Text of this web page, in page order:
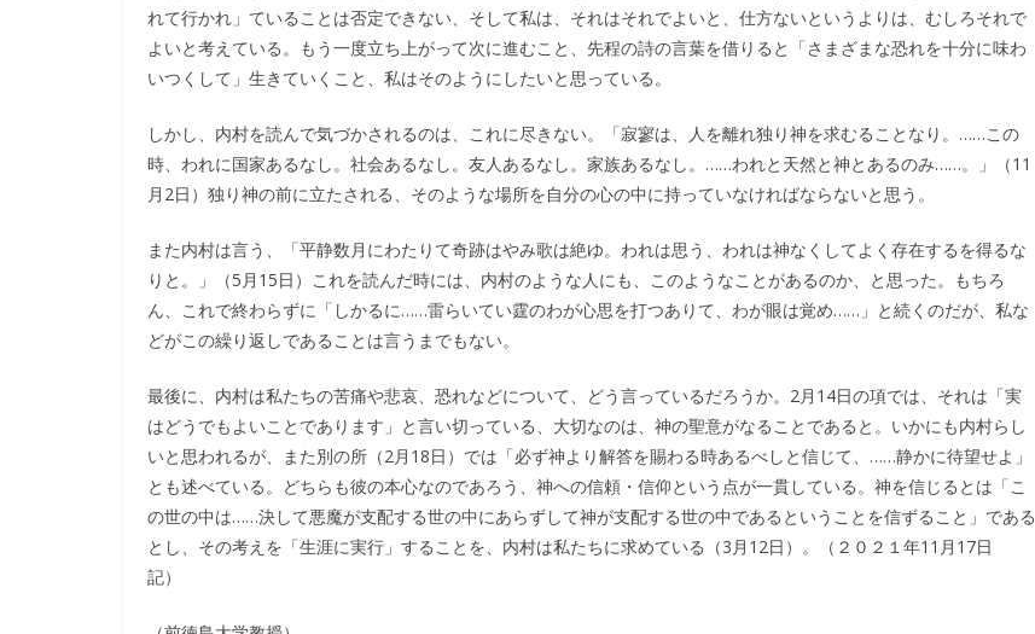
れて行かれ」ていることは否定できない、そして私は、それはそれでよいと、仕方ないというよりは、むしろそれで
よいと考えている。もう一度立ち上がって次に進むこと、先程の詩の言葉を借りると「さまざまな恐れを十分に味わ
いつくして」生きていくこと、私はそのようにしたいと思っている。
しかし、内村を読んで気づかされるのは、これに尽きない。「寂寥は、人を離れ独り神を求むることなり。……この
時、われに国家あるなし。社会あるなし。友人あるなし。家族あるなし。……われと天然と神とあるのみ……。」（11
月2日）独り神の前に立たされる、そのような場所を自分の心の中に持っていなければならないと思う。
また内村は言う、「平静数月にわたりて奇跡はやみ歌は絶ゆ。われは思う、われは神なくしてよく存在するを得るな
りと。」（5月15日）これを読んだ時には、内村のような人にも、このようなことがあるのか、と思った。もちろ
ん、これで終わらずに「しかるに……雷らいてい霆のわが心思を打つありて、わが眼は覚め……」と続くのだが、私な
どがこの繰り返しであることは言うまでもない。
最後に、内村は私たちの苦痛や悲哀、恐れなどについて、どう言っているだろうか。2月14日の項では、それは「実
はどうでもよいことであります」と言い切っている、大切なのは、神の聖意がなることであると。いかにも内村らし
いと思われるが、また別の所（2月18日）では「必ず神より解答を賜わる時あるべしと信じて、……静かに待望せよ」
とも述べている。どちらも彼の本心なのであろう、神への信頼・信仰という点が一貫している。神を信じるとは「こ
の世の中は……決して悪魔が支配する世の中にあらずして神が支配する世の中であるということを信ずること」である
とし、その考えを「生涯に実行」することを、内村は私たちに求めている（3月12日）。（２０２１年11月17日
記）